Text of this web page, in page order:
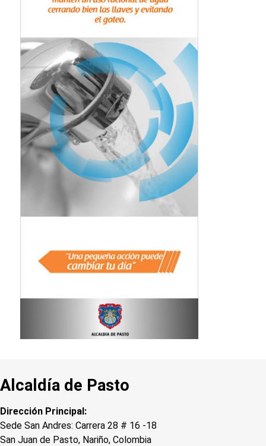
Alcaldía de Pasto
Dirección Principal:
Sede San Andres: Carrera 28 # 16 -18
San Juan de Pasto, Nariño, Colombia